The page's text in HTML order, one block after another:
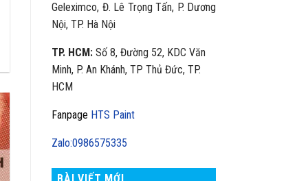
Geleximco, Đ. Lê Trọng Tấn, P. Dương
Nội, TP. Hà Nội
TP. HCM: Số 8, Đường 52, KDC Văn
Minh, P. An Khánh, TP Thủ Đức, TP.
HCM
Fanpage HTS Paint
Zalo:0986575335